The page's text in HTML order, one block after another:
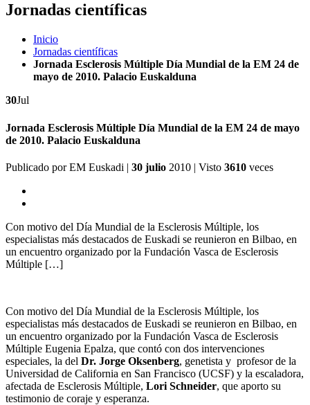
Jornadas científicas
Inicio
Jornadas científicas
Jornada Esclerosis Múltiple Día Mundial de la EM 24 de
mayo de 2010. Palacio Euskalduna
30Jul
Jornada Esclerosis Múltiple Día Mundial de la EM 24 de mayo
de 2010. Palacio Euskalduna
Publicado porEM Euskadi | 30 julio 2010 | Visto 3610 veces
Con motivo del Día Mundial de la Esclerosis Múltiple, los
especialistas más destacados de Euskadi se reunieron en Bilbao, en
un encuentro organizado por la Fundación Vasca de Esclerosis
Múltiple […]
Con motivo del Día Mundial de la Esclerosis Múltiple, los
especialistas más destacados de Euskadi se reunieron en Bilbao, en
un encuentro organizado por la Fundación Vasca de Esclerosis
Múltiple Eugenia Epalza, que contó con dos intervenciones
especiales, la del Dr. Jorge Oksenberg, genetista y profesor de la
Universidad de California en San Francisco (UCSF) y la escaladora,
afectada de Esclerosis Múltiple, Lori Schneider, que aporto su
testimonio de coraje y esperanza.